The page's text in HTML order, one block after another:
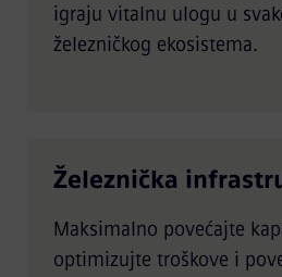
igraju vitalnu ulogu u
železničkog ekosistema.
Železnička
Maksimalno povećajte
optimizujte troškove i